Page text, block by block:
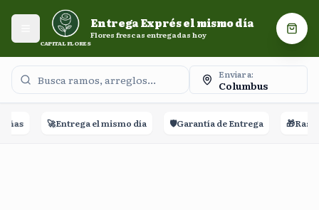
Entrega Exprés el mismo día. Flores frescas entregadas
Abrir menú
CAPITAL FLORES
Entrega Exprés el mismo día
Flores frescas entregadas hoy
Enviar a:
Columbus
🚀Entrega el mismo día 🛡️Garantía de Entrega 🎁